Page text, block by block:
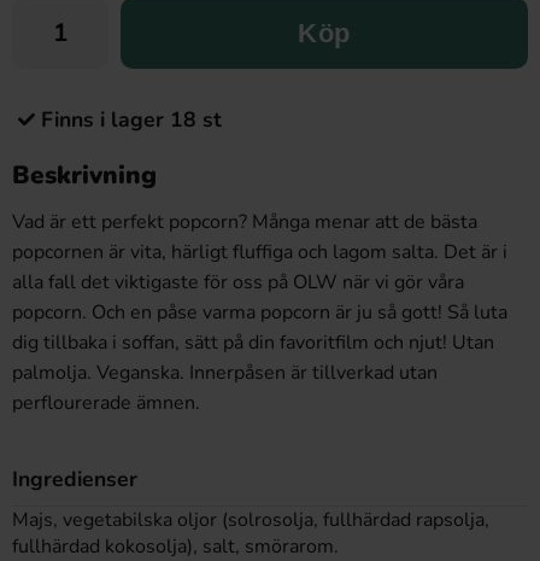
Köp
Finns i lager 18 st
Beskrivning
Vad är ett perfekt popcorn? Många menar att de bästa
popcornen är vita, härligt fluffiga och lagom salta. Det är i
alla fall det viktigaste för oss på OLW när vi gör våra
popcorn. Och en påse varma popcorn är ju så gott! Så luta
dig tillbaka i soffan, sätt på din favoritfilm och njut! Utan
palmolja. Veganska. Innerpåsen är tillverkad utan
perflourerade ämnen.
Ingredienser
Majs, vegetabilska oljor (solrosolja, fullhärdad rapsolja,
fullhärdad kokosolja), salt, smörarom.